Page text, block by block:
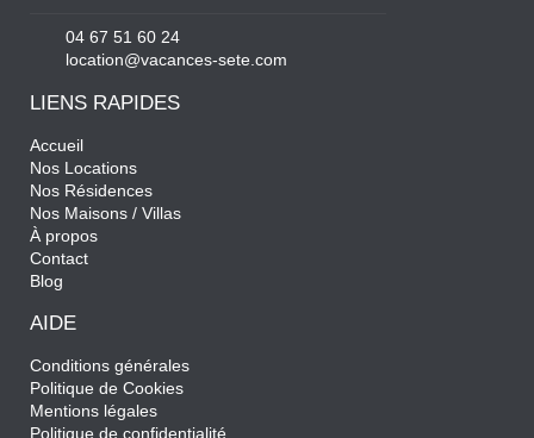
04 67 51 60 24
location@vacances-sete.com
LIENS RAPIDES
Accueil
Nos Locations
Nos Résidences
Nos Maisons / Villas
À propos
Contact
Blog
AIDE
Conditions générales
Politique de Cookies
Mentions légales
Politique de confidentialité